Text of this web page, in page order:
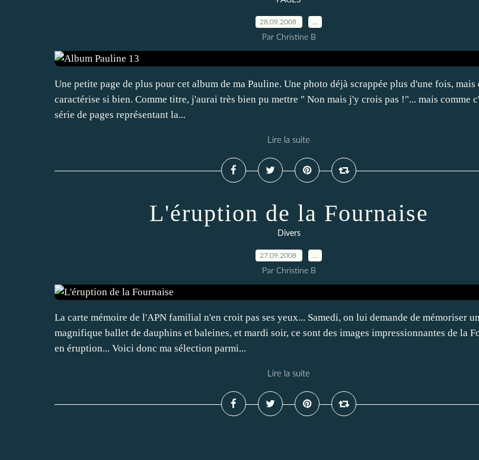
28.09.2008
Par Christine B
Une petite page de plus pour cet album de ma Pauline. Une photo déjà scrappée plus d'une fois, mais
caractérise si bien. Comme titre, j'aurai très bien pu mettre " Non mais j'y crois pas !"... mais comme
série de pages représentant la...
Lire la suite
L'éruption de la Fournaise
Divers
27.09.2008
Par Christine B
La carte mémoire de l'APN familial n'en croit pas ses yeux... Samedi, on lui demande de mémoriser un
magnifique ballet de dauphins et baleines, et mardi soir, ce sont des images impressionnantes de la
en éruption... Voici donc ma sélection parmi...
Lire la suite